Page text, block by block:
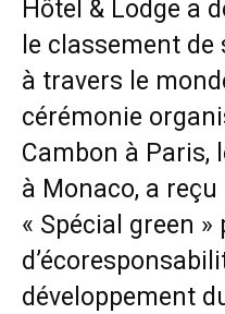
Hôtel & Lodge a
le classement
à travers le
cérémonie
Cambon à Paris,
à Monaco, a reçu
« Spécial green
développement